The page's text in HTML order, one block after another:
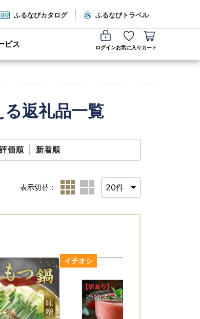
ふるなびカタログ ふるなびトラベル
ビス ログインお気に入り カート
返礼品一覧
価順 新着順
表示切替：